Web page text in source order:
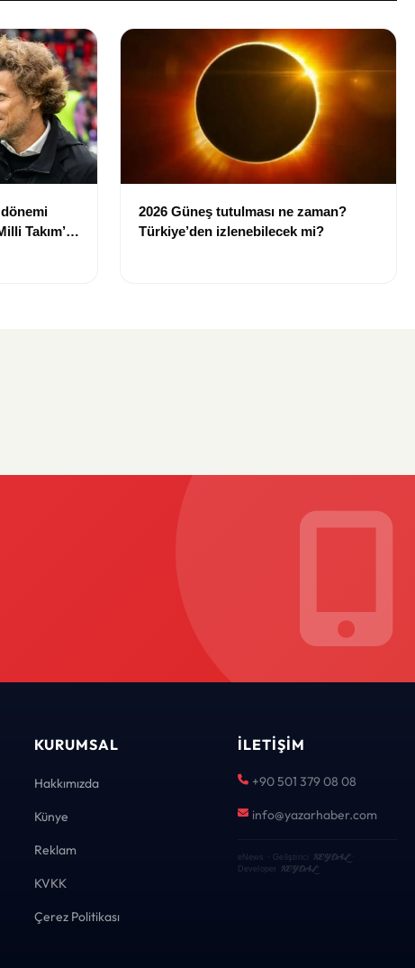
Takım’ın
2026 Güneş tutulması ne zaman?
Türkiye’den izlenebilecek mi?
KURUMSAL
Hakkımızda
Künye
Reklam
KVKK
Çerez Politikası
İLETIŞIM
+90 501 379 08 08
info@yazarhaber.com
eNews · Geliştirici KEYDAL·
Developer KEYDAL